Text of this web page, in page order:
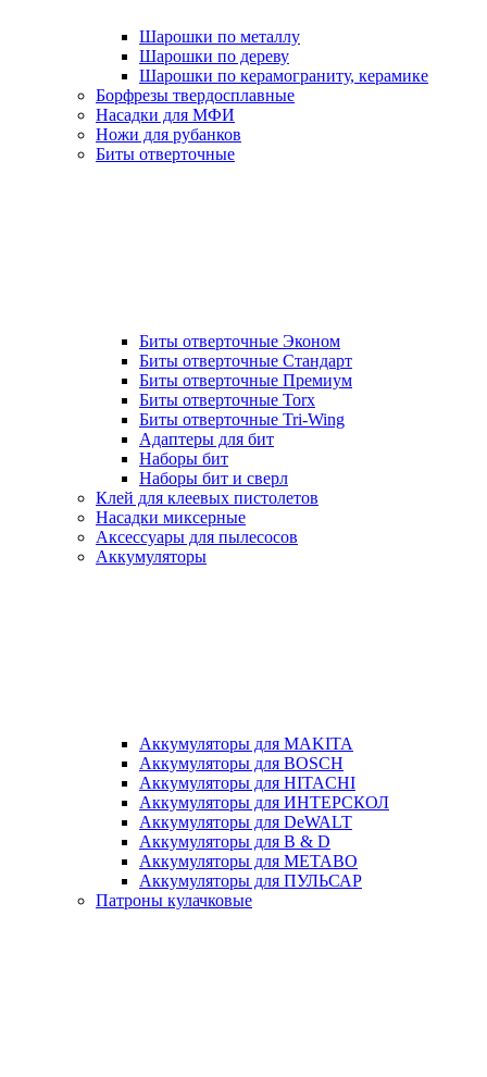
Шарошки по металлу
Шарошки по дереву
Шарошки по керамограниту, керамике
Борфрезы твердосплавные
Насадки для МФИ
Ножи для рубанков
Биты отверточные
Биты отверточные Эконом
Биты отверточные Стандарт
Биты отверточные Премиум
Биты отверточные Torx
Биты отверточные Tri-Wing
Адаптеры для бит
Наборы бит
Наборы бит и сверл
Клей для клеевых пистолетов
Насадки миксерные
Аксессуары для пылесосов
Аккумуляторы
Аккумуляторы для MAKITA
Аккумуляторы для BOSCH
Аккумуляторы для HITACHI
Аккумуляторы для ИНТЕРСКОЛ
Аккумуляторы для DeWALT
Аккумуляторы для B & D
Аккумуляторы для METABO
Аккумуляторы для ПУЛЬСАР
Патроны кулачковые